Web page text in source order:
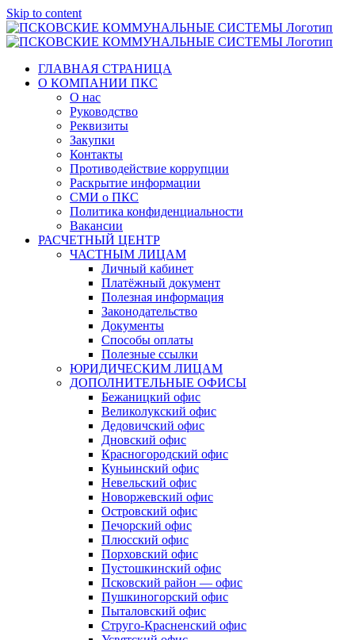
Skip to content
ГЛАВНАЯ СТРАНИЦА
О КОМПАНИИ ПКС
О нас
Руководство
Реквизиты
Закупки
Контакты
Противодействие коррупции
Раскрытие информации
СМИ о ПКС
Политика конфиденциальности
Вакансии
РАСЧЕТНЫЙ ЦЕНТР
ЧАСТНЫМ ЛИЦАМ
Личный кабинет
Платёжный документ
Полезная информация
Законодательство
Документы
Способы оплаты
Полезные ссылки
ЮРИДИЧЕСКИМ ЛИЦАМ
ДОПОЛНИТЕЛЬНЫЕ ОФИСЫ
Бежаницкий офис
Великолукский офис
Дедовичский офис
Дновский офис
Красногородский офис
Куньинский офис
Невельский офис
Новоржевский офис
Островский офис
Печорский офис
Плюсский офис
Порховский офис
Пустошкинский офис
Псковский район — офис
Пушкиногорский офис
Пыталовский офис
Струго-Красненский офис